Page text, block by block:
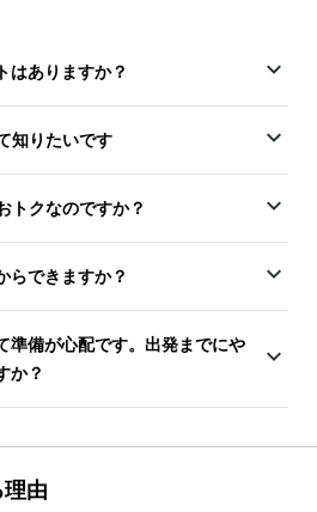
はありますか？
知りたいです
トクなのですか？
らできますか？
準備が心配です。出発までにや
か？
由